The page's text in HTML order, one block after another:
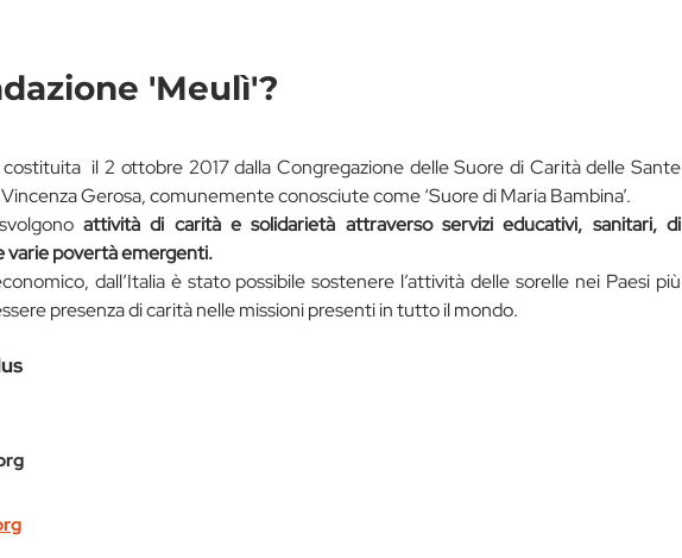
'Meulì'?
il 2 ottobre 2017 dalla Congregazione delle Suore di Carità delle Sante
Gerosa, comunemente conosciute come ‘Suore di Maria Bambina’.
attività di carità e solidarietà attraverso servizi educativi, sanitari, di
varie povertà emergenti.
dall’Italia è stato possibile sostenere l’attività delle sorelle nei Paesi più
presenza di carità nelle missioni presenti in tutto il mondo.